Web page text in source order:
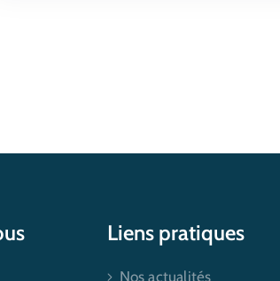
Liens pratiques
Nos actualités